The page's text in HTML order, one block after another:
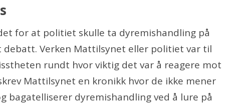
for at politiet skulle ta dyremishandling på
debatt. Verken Mattilsynet eller politiet var til
rundt hvor viktig det var å reagere mot
Mattilsynet en kronikk hvor de ikke mener
bagatelliserer dyremishandling ved å lure på